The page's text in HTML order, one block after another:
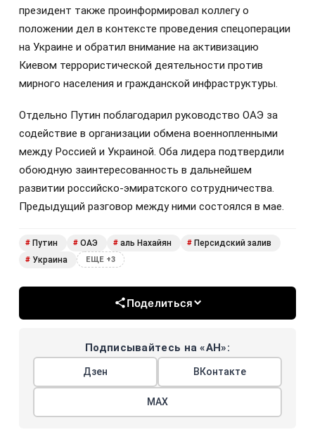
президент также проинформировал коллегу о
положении дел в контексте проведения спецоперации
на Украине и обратил внимание на активизацию
Киевом террористической деятельности против
мирного населения и гражданской инфраструктуры.
Отдельно Путин поблагодарил руководство ОАЭ за
содействие в организации обмена военнопленными
между Россией и Украиной. Оба лидера подтвердили
обоюдную заинтересованность в дальнейшем
развитии российско-эмиратского сотрудничества.
Предыдущий разговор между ними состоялся в мае.
# Путин # ОАЭ # аль Нахайян # Персидский залив
# Украина ЕЩЕ +3
Поделиться
Подписывайтесь на «АН»:
Дзен ВКонтакте
МАХ